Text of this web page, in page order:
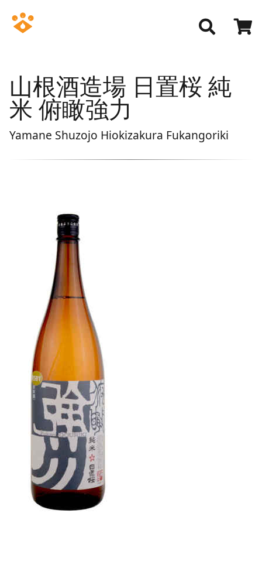
山根酒造場 日置桜 純
米 俯瞰強力
Yamane Shuzojo Hiokizakura Fukangoriki